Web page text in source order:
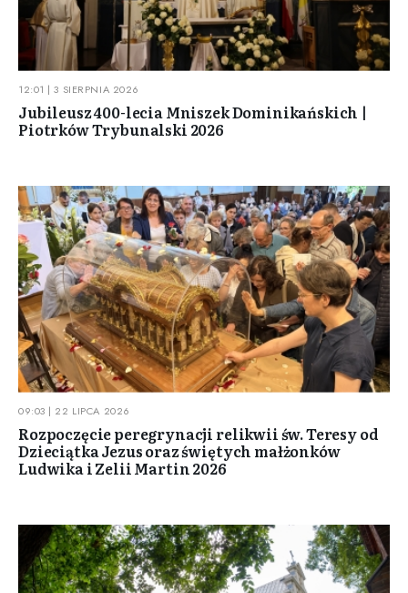
12:01 | 3 SIERPNIA 2026
Jubileusz 400-lecia Mniszek Dominikańskich |
Piotrków Trybunalski 2026
09:03 | 22 LIPCA 2026
Rozpoczęcie peregrynacji relikwii św. Teresy od
Dzieciątka Jezus oraz świętych małżonków
Ludwika i Zelii Martin 2026